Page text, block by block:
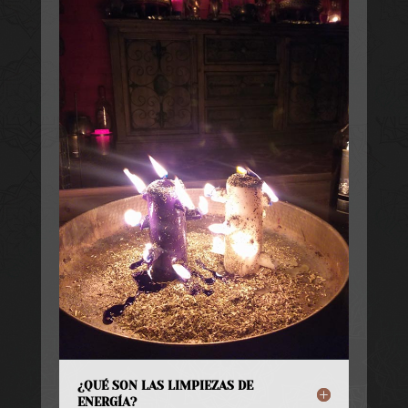
¿QUÉ SON LAS LIMPIEZAS DE
ENERGÍA?